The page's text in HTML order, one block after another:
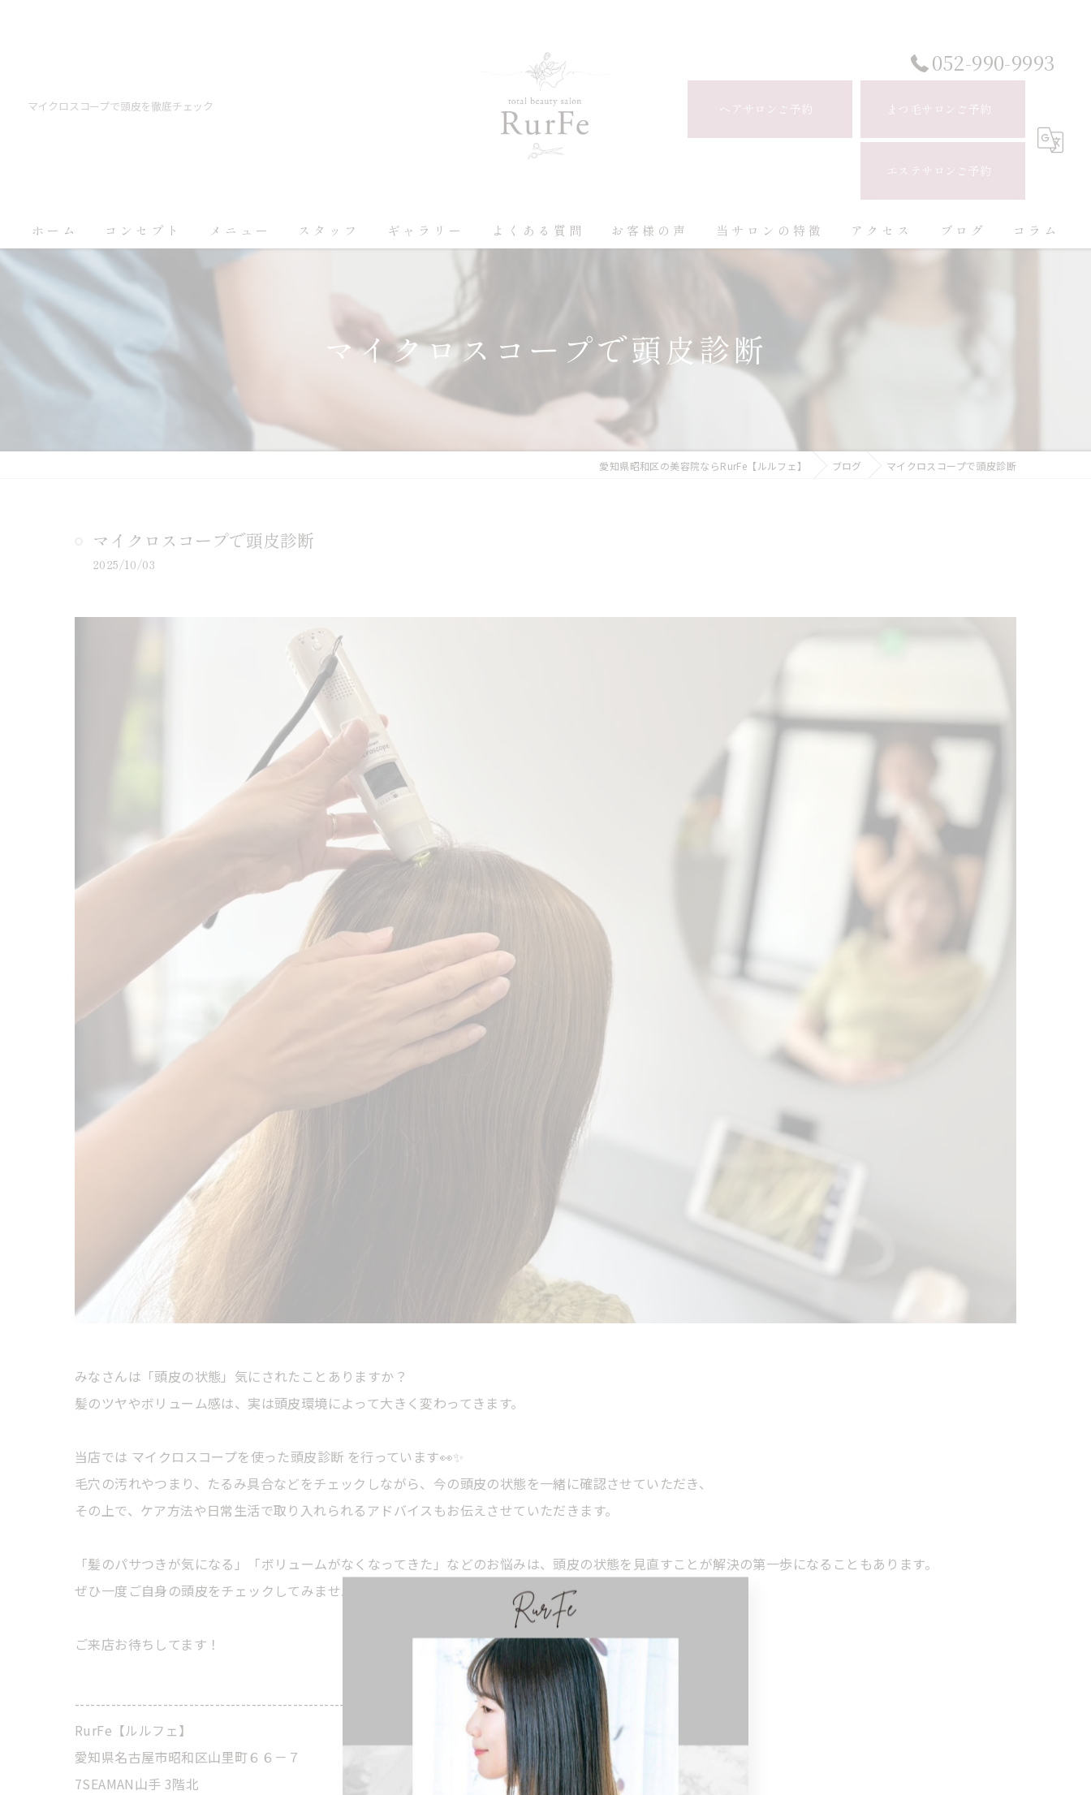
マイクロスコープで頭皮を徹底チェック
052-990-9993
ヘアサロンご予約 まつ毛サロンご予約
エステサロンご予約
ホーム コンセプト メニュー スタッフ ギャラリー よくある質問 お客様の声 当サロンの特徴
似合わせカット
フェイシャルエステ
アクセス ブログ コラム
マイクロスコープで頭皮診断
愛知県昭和区の美容院ならRurFe【ルルフェ】 ブログ マイクロスコープで頭皮診断
マイクロスコープで頭皮診断
2025/10/03
みなさんは「頭皮の状態」気にされたことありますか？
髪のツヤやボリューム感は、実は頭皮環境によって大きく変わってきます。
当店では マイクロスコープを使った頭皮診断 を行っています👀✨
毛穴の汚れやつまり、たるみ具合などをチェックしながら、今の頭皮の状態を一緒に確認させていただき、
その上で、ケア方法や日常生活で取り入れられるアドバイスもお伝えさせていただきます。
「髪のパサつきが気になる」「ボリュームがなくなってきた」などのお悩みは、頭皮の状態を見直すことが解決の第一歩になることもあります。
ぜひ一度ご自身の頭皮をチェックしてみませんか？✨
ご来店お待ちしてます！
----------------------------------------------------------------------
RurFe【ルルフェ】
愛知県名古屋市昭和区山里町６６－７
7SEAMAN山手 3階北